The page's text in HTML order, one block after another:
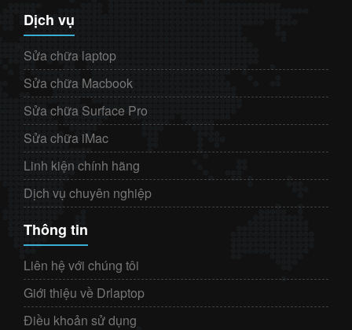
Dịch vụ
Sửa chữa laptop
Sửa chữa Macbook
Sửa chữa Surface Pro
Sửa chữa iMac
Linh kiện chính hãng
Dịch vụ chuyên nghiệp
Thông tin
Liên hệ với chúng tôi
Giới thiệu về Drlaptop
Điều khoản sử dụng